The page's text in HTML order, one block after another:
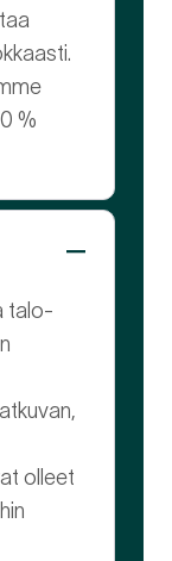
%
talo-
olleet